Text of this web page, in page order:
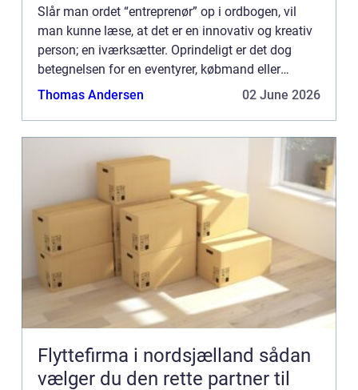
Slår man ordet “entreprenør” op i ordbogen, vil
man kunne læse, at det er en innovativ og kreativ
person; en iværksætter. Oprindeligt er det dog
betegnelsen for en eventyrer, købmand eller
bygmester &...
Thomas Andersen 02 June 2026
Flyttefirma i nordsjælland sådan
vælger du den rette partner til